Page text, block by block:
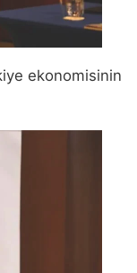
ekonomisinin